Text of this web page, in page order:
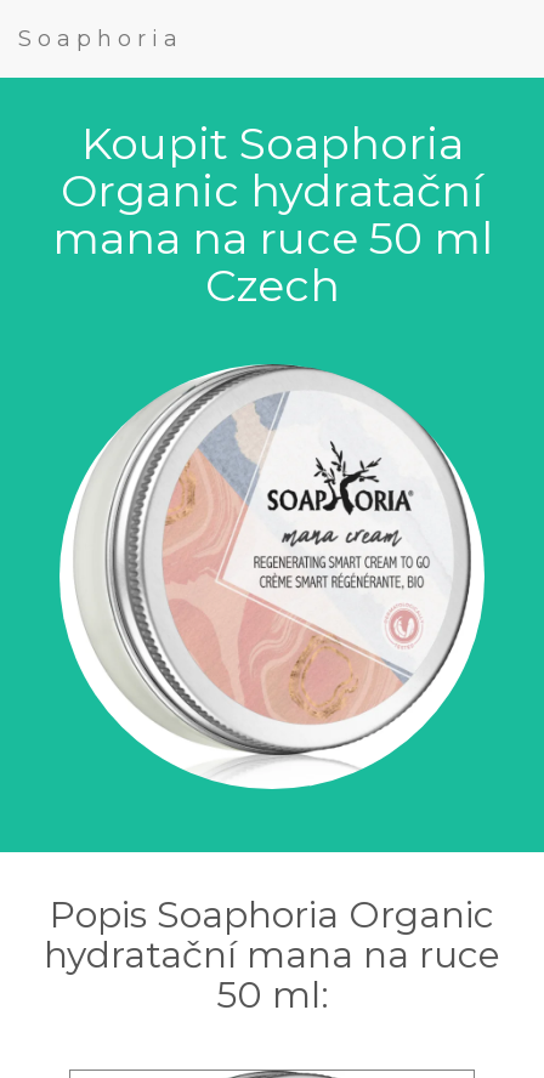
Soaphoria
Koupit Soaphoria
Organic hydratační
mana na ruce 50 ml
Czech
Popis Soaphoria Organic
hydratační mana na ruce
50 ml: